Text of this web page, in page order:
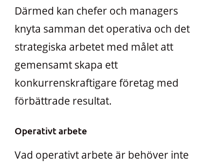
Därmed kan chefer och managers
knyta samman det operativa och det
strategiska arbetet med målet att
gemensamt skapa ett
konkurrenskraftigare företag med
förbättrade resultat.
Operativt arbete
Vad operativt arbete är behöver inte